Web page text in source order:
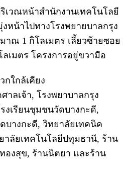
เวณหน้าสำนักงานเทคโนโลยี
หน้าไปทางโรงพยายบาลกรุง
าณ 1 กิโลเมตร เลี้ยวซ้ายซอย
เมตร โครงการอยู่ขวามือ
ใกล้เคียง
ลเจ้า, โรงพยาบาลกรุง
เรียนชุมชนวัดบางกะดี,
บางกะดี, วิทยาลัยเทคนิค
าลัยเทคโนโลยีปทุมธานี, ร้าน
องสุข, ร้านนิตยา และร้าน